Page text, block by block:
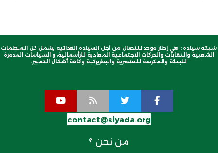
شبكة سيادة : هي إطار موحد للنضال من أجل السيادة الغذائية يشمل كل المنظمات
الشعبية والنقابات والحركات الاجتماعية المعادية للرأسمالية، و السياسات المدمرة
للبيئة والمكرسة للعنصرية والبطريركية وكافة أشكال التمييز.
contact@siyada.org
من نحن ؟